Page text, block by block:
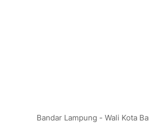
Bandar Lampung - Wali Kota